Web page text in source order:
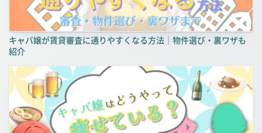
キャバ嬢が賃貸審査に通りやすくなる方法｜物件選び・裏ワザも
紹介